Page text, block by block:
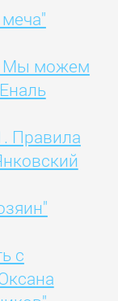
Мы можем
Правила
с